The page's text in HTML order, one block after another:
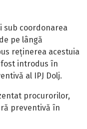
sub coordonarea
pe lângă
reținerea acestuia
introdus în
al IPJ Dolj.
procurorilor,
preventivă în